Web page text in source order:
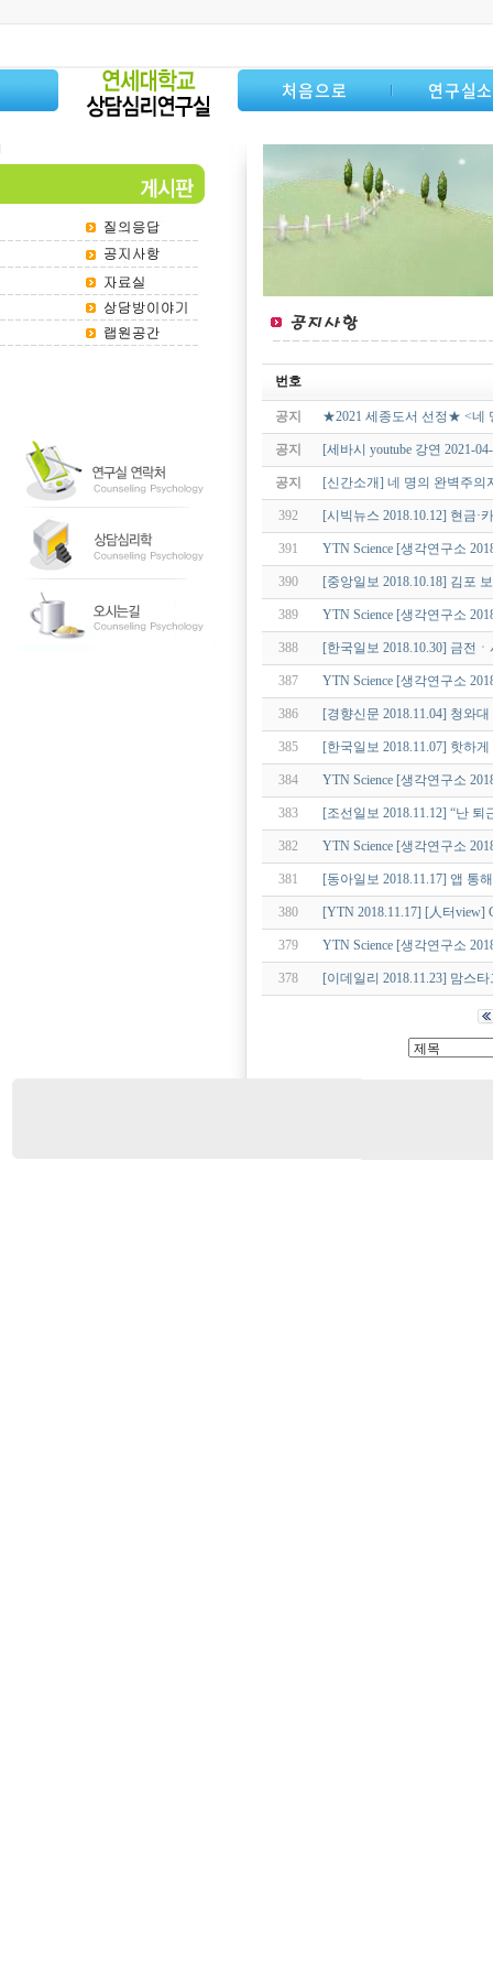
처음으로 연구실
번호
공지 ★2021 세종도서 선정★ <네
공지 [세바시 youtube 강연 2021-
공지 [신간소개] 네 명의 완벽주의
392 [시빅뉴스 2018.10.12] 현금
391 YTN Science [생각연구소
390 [중앙일보 2018.10.18] 김포
389 YTN Science [생각연구소
388 [한국일보 2018.10.30] 금전
387 YTN Science [생각연구소
386 [경향신문 2018.11.04] 청와
385 [한국일보 2018.11.07] 핫하
384 YTN Science [생각연구소
383 [조선일보 2018.11.12] “난
382 YTN Science [생각연구소
381 [동아일보 2018.11.17] 앱 통
380 [YTN 2018.11.17] [人터
379 YTN Science [생각연구소
378 [이데일리 2018.11.23] 맘스